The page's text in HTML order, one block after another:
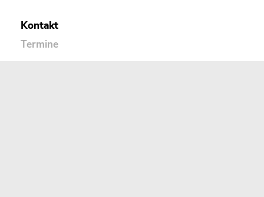
Kontakt
Termine